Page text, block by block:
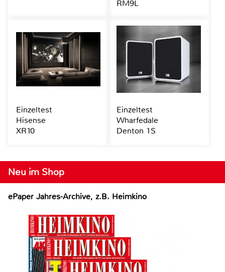
Neu im Shop
ePaper Jahres-Archive, z.B. Heimkino
RM9L
Einzeltest
Hisense
XR10
Einzeltest
Wharfedale
Denton 1S